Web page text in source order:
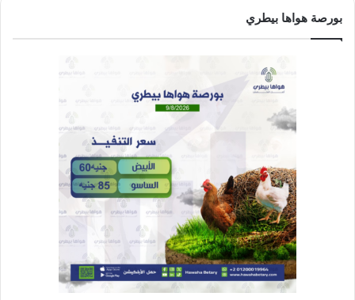
بورصة هواها بيطري